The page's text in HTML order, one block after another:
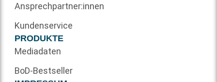
Ansprechpartner:innen
Kundenservice
PRODUKTE
Mediadaten
BoD-Bestseller